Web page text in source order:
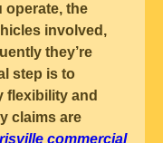
operate, the
involved,
they’re
step is to
flexibility and
claims are
commercial